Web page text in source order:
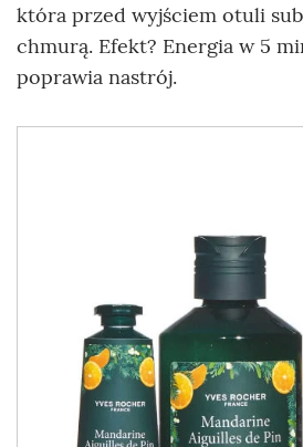
która przed wyjściem otuli
chmurą. Efekt? Energia w 5
poprawia nastrój.